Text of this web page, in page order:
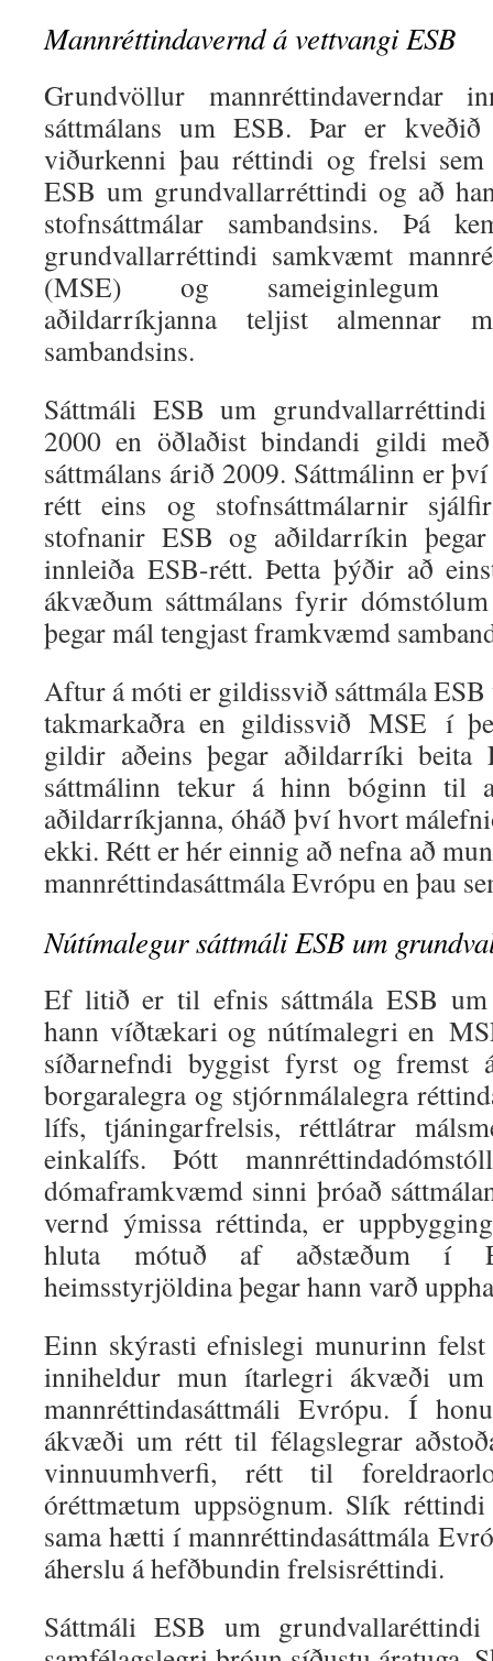
Mannréttindavernd á vettvangi ESB
Grundvöllur
sáttmálans um ESB. Þar er
viðurkenni þau réttindi og frelsi
ESB um grundvallarréttindi og að
stofnsáttmálar sambandsins. Þá
grundvallarréttindi samkvæmt
(MSE) og sameiginlegum
aðildarríkjanna teljist almennar
sambandsins.
Sáttmáli ESB um
2000 en öðlaðist bindandi gildi
sáttmálans árið 2009. Sáttmálinn er
rétt eins og stofnsáttmálarnir
stofnanir ESB og aðildarríkin
innleiða ESB-rétt. Þetta þýðir að
ákvæðum sáttmálans fyrir
þegar mál tengjast framkvæmd
Aftur á móti er gildissvið sáttmála
takmarkaðra en gildissvið MSE í
gildir aðeins þegar aðildarríki beita
sáttmálinn tekur á hinn bóginn til
aðildarríkjanna, óháð því hvort
ekki. Rétt er hér einnig að nefna að
mannréttindasáttmála Evrópu en þau
Nútímalegur sáttmáli ESB um
Ef litið er til efnis sáttmála ESB
hann víðtækari og nútímalegri en
síðarnefndi byggist fyrst og fremst
borgaralegra og stjórnmálalegra
lífs, tjáningarfrelsis, réttlátrar
einkalífs. Þótt
dómaframkvæmd sinni þróað
vernd ýmissa réttinda, er
hluta mótuð af aðstæðum í
heimsstyrjöldina þegar hann varð
Einn skýrasti efnislegi munurinn
inniheldur mun ítarlegri ákvæði
mannréttindasáttmáli Evrópu. Í
ákvæði um rétt til félagslegrar
vinnuumhverfi, rétt til
óréttmætum uppsögnum. Slík
sama hætti í mannréttindasáttmála
áherslu á hefðbundin frelsisréttindi.
Sáttmáli ESB um